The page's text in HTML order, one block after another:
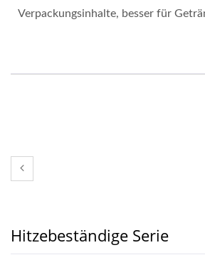
Verpackungsinhalte, besser für
Hitzebeständige Serie